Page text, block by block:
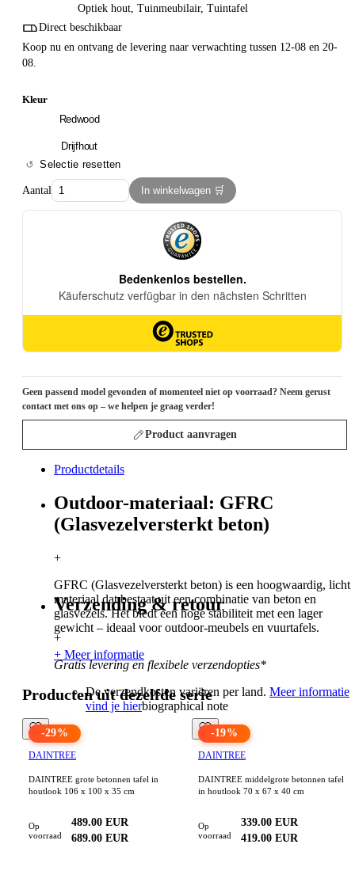
Optiek hout Tuinmeubilair, Tuintafel
Direct beschikbaar
Koop nu en ontvang de levering naar verwachting tussen 12-08 en 20-
08.
Kleur
Redwood
Drijfhout
Selectie resetten
Aantal In winkelwagen 🛒
Geen passend model gevonden of momenteel niet op voorraad? Neem gerust
contact met ons op – we helpen je graag verder!
Product aanvragen
Productdetails
Outdoor-materiaal: GFRC
(Glasvezelversterkt beton)
+
GFRC (Glasvezelversterkt beton) is een hoogwaardig, licht
materiaal dat bestaat uit een combinatie van beton en
glasvezels. Het biedt een hoge stabiliteit met een lager
gewicht – ideaal voor outdoor-meubels en vuurtafels.
+ Meer informatie
Verzending & retour
+
Gratis levering en flexibele verzendopties*
De verzendkosten variëren per land. Meer informatie
vind je hierbiographical note
Producten uit dezelfde serie
-29%
DAINTREE
DAINTREE grote betonnen tafel in
houtlook 106 x 100 x 35 cm
Op
voorraad
489.00 EUR
689.00 EUR
-19%
DAINTREE
DAINTREE middelgrote betonnen tafel
in houtlook 70 x 67 x 40 cm
Op
voorraad
339.00 EUR
419.00 EUR